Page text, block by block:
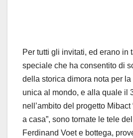
Per tutti gli invitati, ed erano in
speciale che ha consentito di
della storica dimora nota per
unica al mondo, e alla quale il
nell’ambito del progetto
a casa”, sono tornate le tele
Ferdinand Voet e bottega,